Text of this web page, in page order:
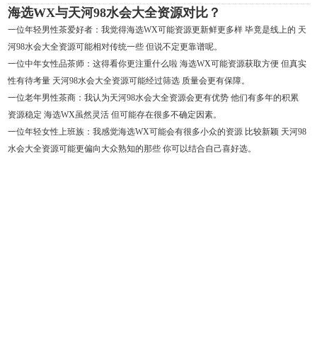
海选WX与天河98水会大全资源对比？
一位年轻男性茶爱好者 ：我觉得海选WX可能资源更新鲜更多样 毕竟是线上的 天
河98水会大全资源可能相对传统一些 但说不定更靠谱呢。
一位中年女性品茶师 ：这得看你更注重什么啦 海选WX可能资源获取方便 但真实
性有待考量 天河98水会大全资源可能经过筛选 质量会更有保障。
一位老年男性茶商 ：我认为天河98水会大全资源会更有优势 他们有多年的积累
资源稳定 海选WX虽然灵活 但可能存在很多不确定因素。
一位年轻女性上班族 ：我感觉海选WX可能会有很多小众的资源 比较新颖 天河98
水会大全资源可能更偏向大众熟知的那些 你可以结合自己喜好选。